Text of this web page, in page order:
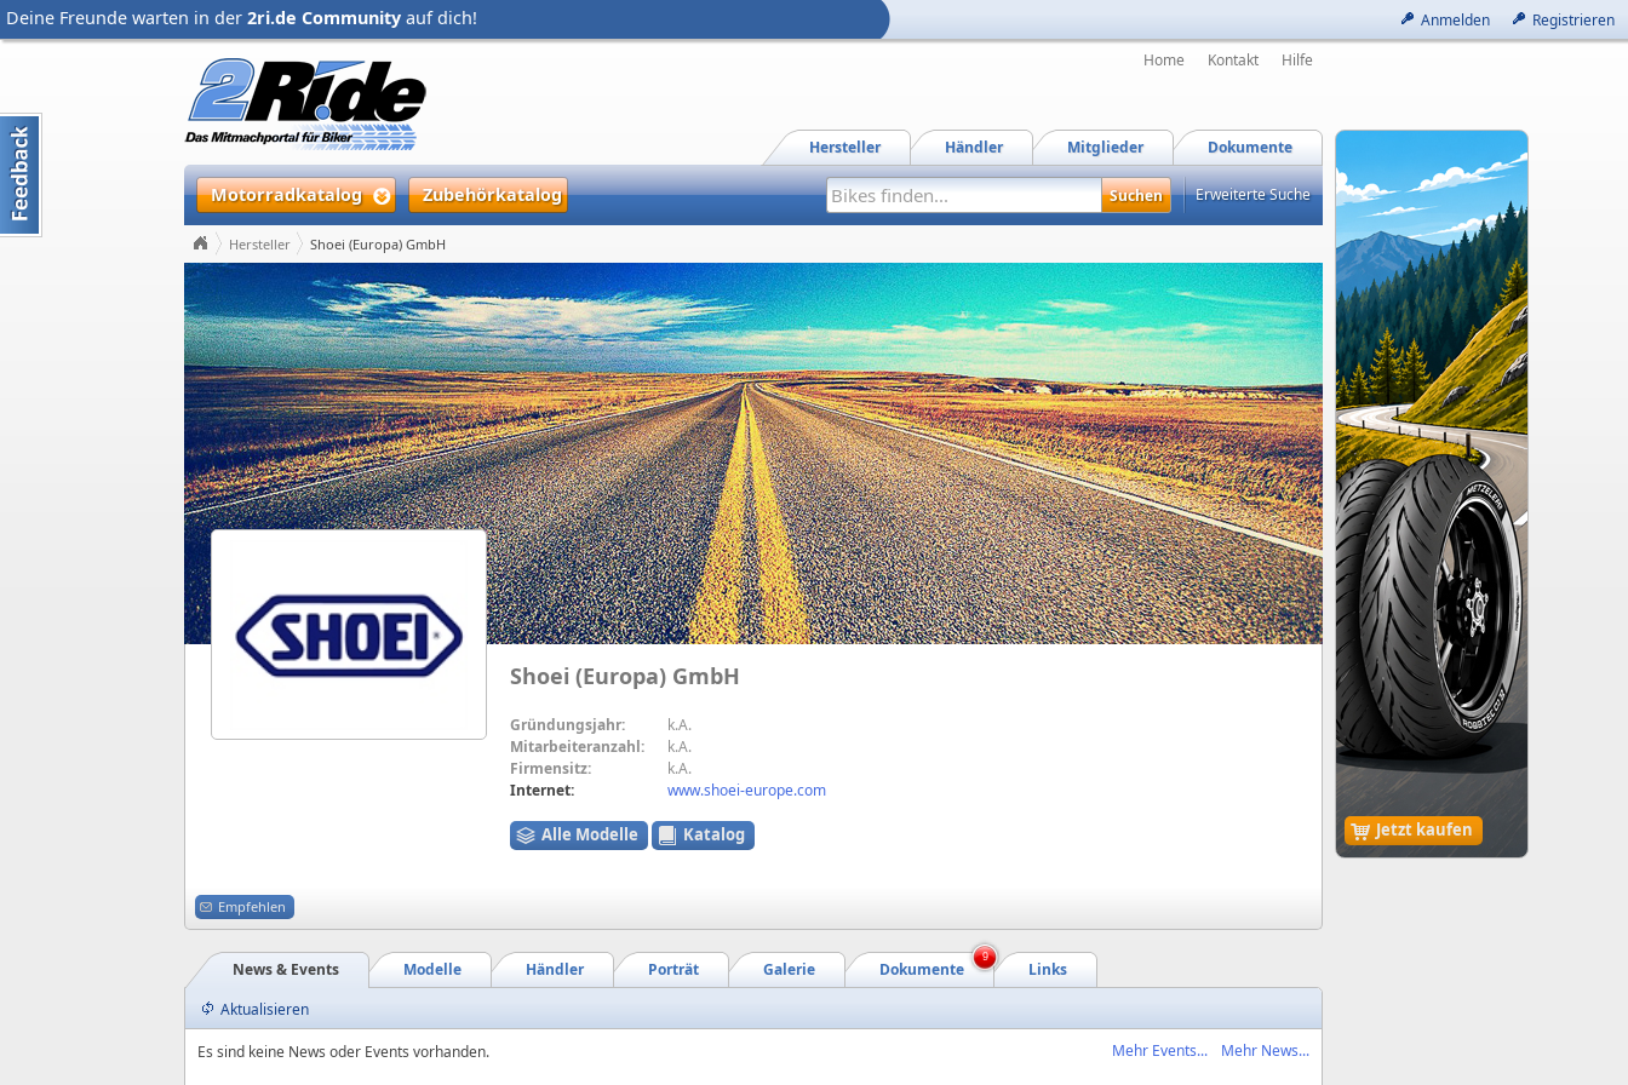
Anmelden Registrieren
Deine Freunde warten in der 2ri.de Community auf dich!
Jetzt kaufen
Home Kontakt Hilfe
Dokumente
Mitglieder
Händler
Hersteller
Motorradkatalog Zubehörkatalog Erweiterte Suche
Hersteller Shoei (Europa) GmbH
Shoei (Europa) GmbH
Gründungsjahr:
k.A.
Mitarbeiteranzahl:
k.A.
Firmensitz:
k.A.
Internet:
www.shoei-europe.com
Alle Modelle Katalog
Empfehlen
Links
Dokumente
Galerie
Porträt
Händler
Modelle
News & Events
9
Aktualisieren
Mehr Events...
Mehr News...
Es sind keine News oder Events vorhanden.